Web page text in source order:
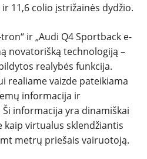
11,6 colio įstrižainės dydžio.
ir „Audi Q4 Sportback e-
novatorišką technologiją –
realybės funkcija.
realiame vaizde pateikiama
informacija ir
informacija yra dinamiškai
virtualus sklendžiantis
metrų priešais vairuotoją.